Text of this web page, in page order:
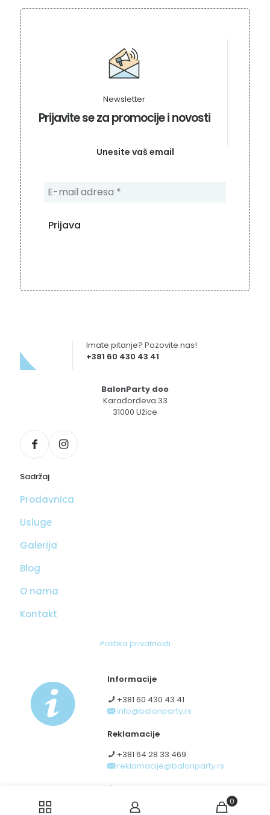
Prijavite se za promocije i novosti
Newsletter
Unesite vaš email
+381 60 430 43 41
Imate pitanje? Pozovite nas!
BalonParty doo
Karađorđeva 33
31000 Užice
Sadržaj
Prodavnica
Usluge
Galerija
Blog
O nama
Kontakt
Politika privatnosti
Informacije
+381 60 430 43 41
info@balonparty.rs
Reklamacije
+381 64 28 33 469
reklamacije@balonparty.rs
ugovora zaključenog na daljinu0